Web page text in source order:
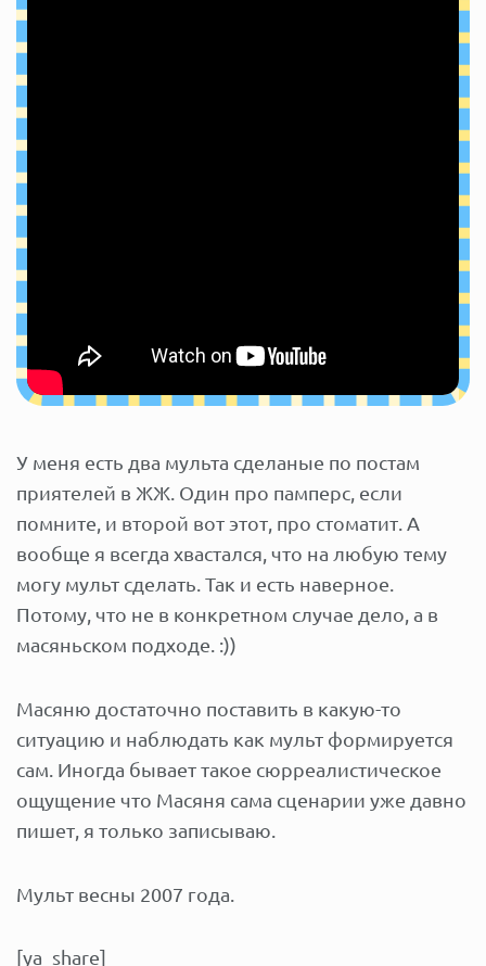
У меня есть два мульта сделаные по постам
приятелей в ЖЖ. Один про памперс, если
помните, и второй вот этот, про стоматит. А
вообще я всегда хваcтался, что на любую тему
могу мульт сделать. Так и есть наверное.
Потому, что не в конкретном случае дело, а в
масяньском подходе. :))
Масяню достаточно поставить в какую-то
ситуацию и наблюдать как мульт формируется
сам. Иногда бывает такое сюрреалистическое
ощущение что Масяня сама сценарии уже давно
пишет, я только записываю.
Мульт весны 2007 года.
[ya_share]